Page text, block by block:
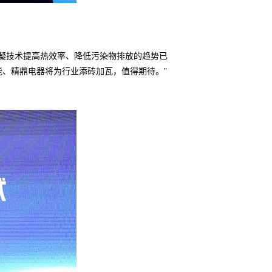
术提高热效率、降低污染物排放的趋势已
精鼎电器将为行业添砖加瓦，值得期待。”